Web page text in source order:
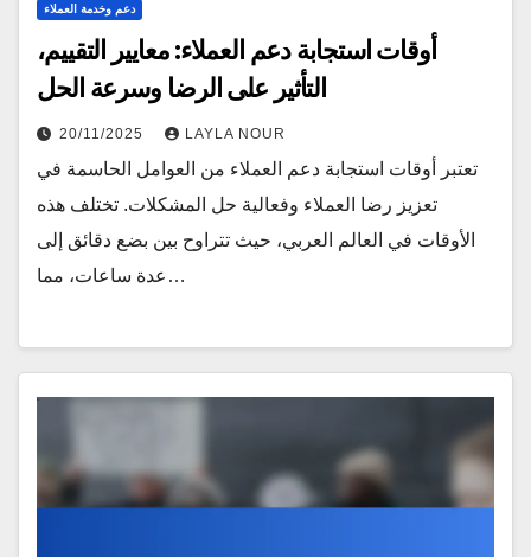
دعم وخدمة العملاء
أوقات استجابة دعم العملاء: معايير التقييم،
التأثير على الرضا وسرعة الحل
20/11/2025 LAYLA NOUR
تعتبر أوقات استجابة دعم العملاء من العوامل الحاسمة في
تعزيز رضا العملاء وفعالية حل المشكلات. تختلف هذه
الأوقات في العالم العربي، حيث تتراوح بين بضع دقائق إلى
عدة ساعات، مما…